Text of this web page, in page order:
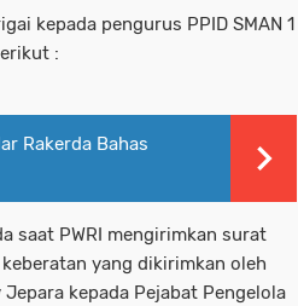
kepada pengurus PPID SMAN 1
:
Rakerda Bahas
saat PWRI mengirimkan surat
yang dikirimkan oleh
Jepara kepada Pejabat Pengelola